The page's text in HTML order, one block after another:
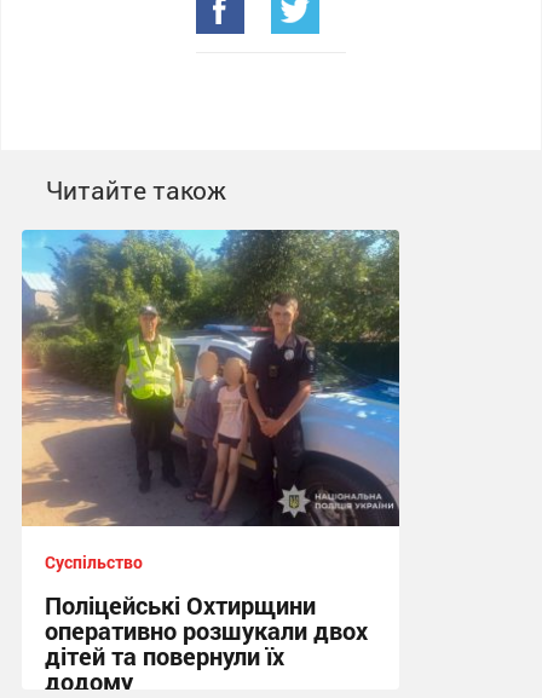
Читайте також
Суспільство
Поліцейські Охтирщини
оперативно розшукали двох
дітей та повернули їх
додому